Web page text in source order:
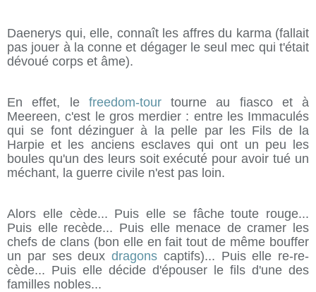
Daenerys qui, elle, connaît les affres du karma (fallait
pas jouer à la conne et dégager le seul mec qui t'était
dévoué corps et âme).
En effet, le freedom-tourtourne au fiasco et à
Meereen, c'est le gros merdier : entre les Immaculés
qui se font dézinguer à la pelle par les Fils de la
Harpie et les anciens esclaves qui ont un peu les
boules qu'un des leurs soit exécuté pour avoir tué un
méchant, la guerre civile n'est pas loin.
Alors elle cède... Puis elle se fâche toute rouge...
Puis elle recède... Puis elle menace de cramer les
chefs de clans (bon elle en fait tout de même bouffer
un par ses deux dragons captifs)... Puis elle re-re-
cède... Puis elle décide d'épouser le fils d'une des
familles nobles...